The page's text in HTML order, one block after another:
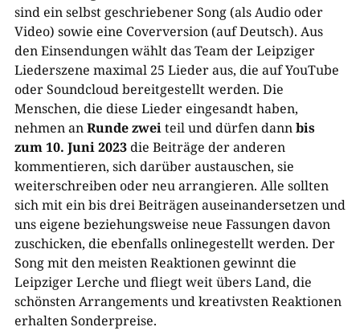
sind ein selbst geschriebener Song (als Audio oder
Video) sowie eine Coverversion (auf Deutsch). Aus
den Einsendungen wählt das Team der Leipziger
Liederszene maximal 25 Lieder aus, die auf YouTube
oder Soundcloud bereitgestellt werden. Die
Menschen, die diese Lieder eingesandt haben,
nehmen anRunde zweiteil und dürfen dannbis
zum 10. Juni 2023die Beiträge der anderen
kommentieren, sich darüber austauschen, sie
weiterschreiben oder neu arrangieren. Alle sollten
sich mit ein bis drei Beiträgen auseinandersetzen und
uns eigene beziehungsweise neue Fassungen davon
zuschicken, die ebenfalls onlinegestellt werden. Der
Song mit den meisten Reaktionen gewinnt die
Leipziger Lerche und fliegt weit übers Land, die
schönsten Arrangements und kreativsten Reaktionen
erhalten Sonderpreise.